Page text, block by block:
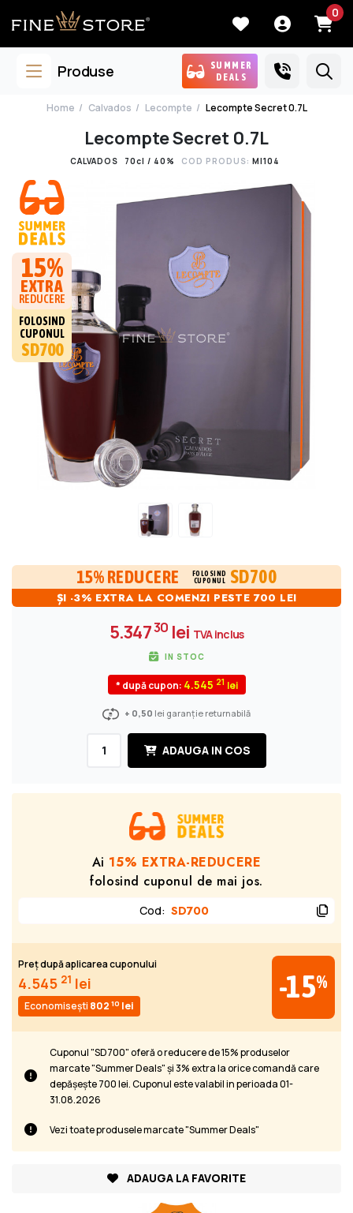
0
Produse
SUMMER
DEALS
Home Calvados Lecompte Lecompte Secret 0.7L
Lecompte Secret 0.7L
CALVADOS 70cl / 40% COD PRODUS: MI104
15%
EXTRA
REDUCERE
FOLOSIND
CUPONUL
SD700
15% REDUCERE
FOLOSIND
CUPONUL
SD700
ȘI -3% EXTRA LA COMENZI PESTE 700 LEI
5.34730 lei TVA inclus
IN STOC
* după cupon: 4.545 21
+ 0,50 lei garanție returnabilă
ADAUGA IN COS
Ai 15% EXTRA-REDUCERE
folosind cuponul de mai jos.
Cod: SD700
Preț după aplicarea cuponului
4.545 21 lei
Economisești 802 10 lei
-15%
Cuponul "SD700" oferă o reducere de 15% produselor
marcate "Summer Deals" și 3% extra la orice comandă care
depășește 700 lei. Cuponul este valabil in perioada 01-
31.08.2026
Vezi toate produsele marcate "Summer Deals"
ADAUGA LA FAVORITE